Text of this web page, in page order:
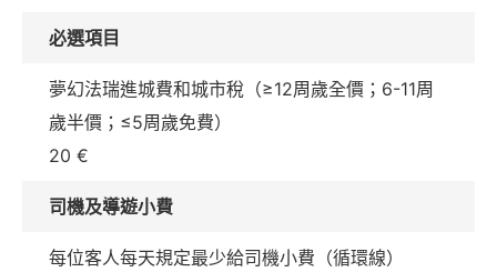
必選項目
夢幻法瑞進城費和城市稅（≥12周歲全價；6-11周
歲半價；≤5周歲免費）
20 €
司機及導遊小費
每位客人每天規定最少給司機小費（循環線）